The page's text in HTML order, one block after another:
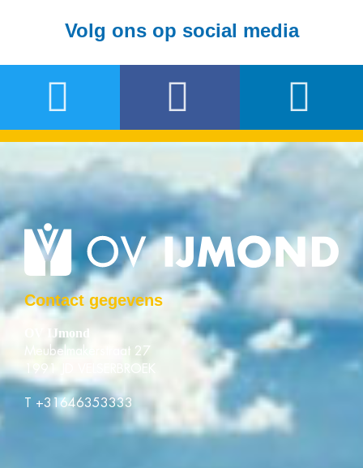
Volg ons op social media
Contact gegevens
OV IJmond
Meubelmakerstraat 27
1991 JD VELSERBROEK
T +31646353333